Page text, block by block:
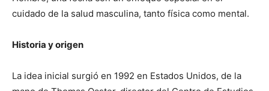
cuidado de la salud masculina, tanto física como mental.
Historia y origen
La idea inicial surgió en 1992 en Estados Unidos, de la